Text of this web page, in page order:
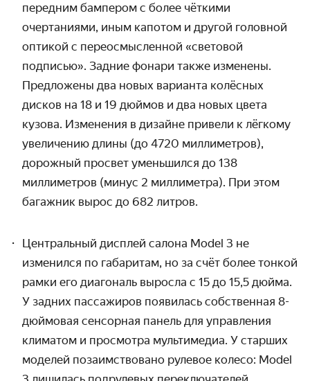
передним бампером с более чёткими
очертаниями, иным капотом и другой головной
оптикой с переосмысленной «световой
подписью». Задние фонари также изменены.
Предложены два новых варианта колёсных
дисков на 18 и 19 дюймов и два новых цвета
кузова. Изменения в дизайне привели к лёгкому
увеличению длины (до 4720 миллиметров),
дорожный просвет уменьшился до 138
миллиметров (минус 2 миллиметра). При этом
багажник вырос до 682 литров.
Центральный дисплей салона Model 3 не
изменился по габаритам, но за счёт более тонкой
рамки его диагональ выросла с 15 до 15,5 дюйма.
У задних пассажиров появилась собственная 8-
дюймовая сенсорная панель для управления
климатом и просмотра мультимедиа. У старших
моделей позаимствовано рулевое колесо: Model